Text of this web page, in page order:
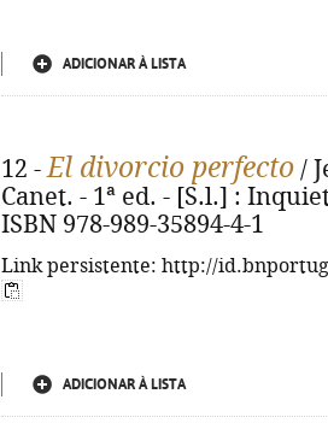
ADICIONAR À LISTA
12 -El divorcio perfecto /
Canet. - 1ª ed. - [S.l.] :
ISBN 978-989-35894-4-1
Link persistente: http://
ADICIONAR À LISTA